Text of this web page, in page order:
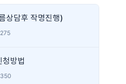
상담후 작명진행)
방법
350